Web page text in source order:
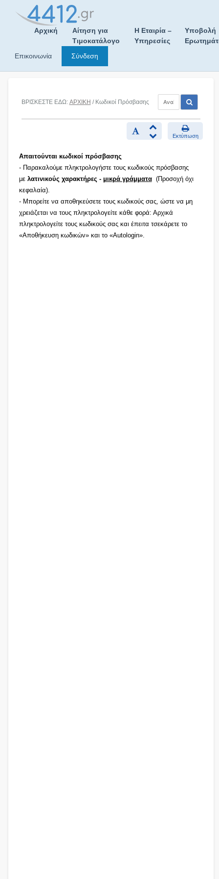
Αρχική
Αίτηση για
Τιμοκατάλογο
Η Εταιρία –
Υπηρεσίες
Υποβολή
Επικοινωνία
Σύνδεση
ΒΡΙΣΚΕΣΤΕ ΕΔΩ: ΑΡΧΙΚΗ / Κωδικοί Πρόσβασης
Εκτύπωση
Απαιτούνται κωδικοί πρόσβασης
- Παρακαλούμε πληκτρολογήστε τους κωδικούς πρόσβασης
με λατινικούς χαρακτήρες - μικρά γράμματα(Προσοχή όχι
κεφαλαία).
- Μπορείτε να αποθηκεύσετε τους κωδικούς σας, ώστε να μη
χρειάζεται να τους πληκτρολογείτε κάθε φορά: Αρχικά
πληκτρολογείτε τους κωδικούς σας και έπειτα τσεκάρετε το
«Αποθήκευση κωδικών» και το «Autologin».